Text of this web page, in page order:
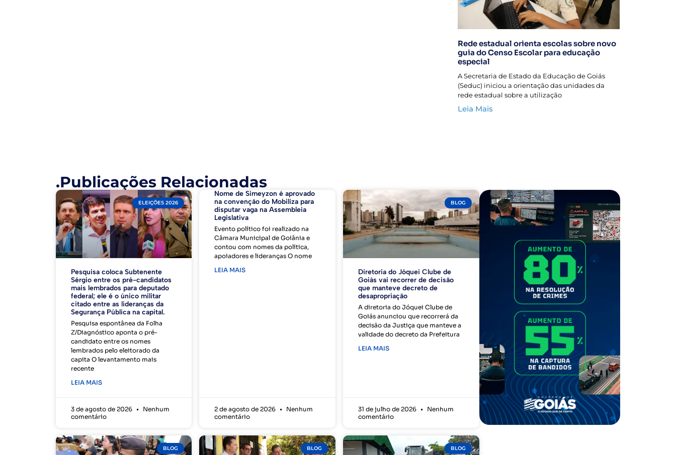
Rede estadual orienta escolas sobre novo
guia do Censo Escolar para educação
especial
A Secretaria de Estado da Educação de Goiás
(Seduc) iniciou a orientação das unidades da
rede estadual sobre a utilização
Leia Mais
.Publicações Relacionadas
ELEIÇÕES 2026
Pesquisa coloca Subtenente
Sérgio entre os pré-candidatos
mais lembrados para deputado
federal; ele é o único militar
citado entre as lideranças da
Segurança Pública na capital.
Pesquisa espontânea da Folha
Z/Diagnóstico aponta o pré-
candidato entre os nomes
lembrados pelo eleitorado da
capita O levantamento mais
recente
LEIA MAIS
3 de agosto de 2026
Nenhum
comentário
Nome de Simeyzon é aprovado
na convenção do Mobiliza para
disputar vaga na Assembleia
Legislativa
Evento político foi realizado na
Câmara Municipal de Goiânia e
contou com nomes da política,
apoiadores e lideranças O nome
LEIA MAIS
2 de agosto de 2026
Nenhum
comentário
BLOG
Diretoria do Jóquei Clube de
Goiás vai recorrer de decisão
que manteve decreto de
desapropriação
A diretoria do Jóquei Clube de
Goiás anunciou que recorrerá da
decisão da Justiça que manteve a
validade do decreto da Prefeitura
LEIA MAIS
31 de julho de 2026
Nenhum
comentário
BLOG BLOG BLOG